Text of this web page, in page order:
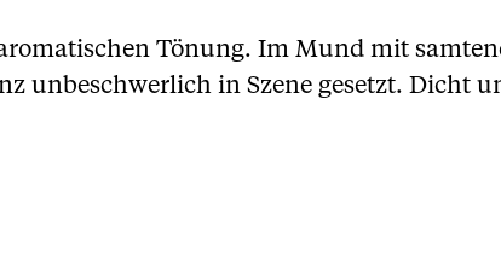
Tönung. Im Mund mit
unbeschwerlich in Szene gesetzt. Dicht